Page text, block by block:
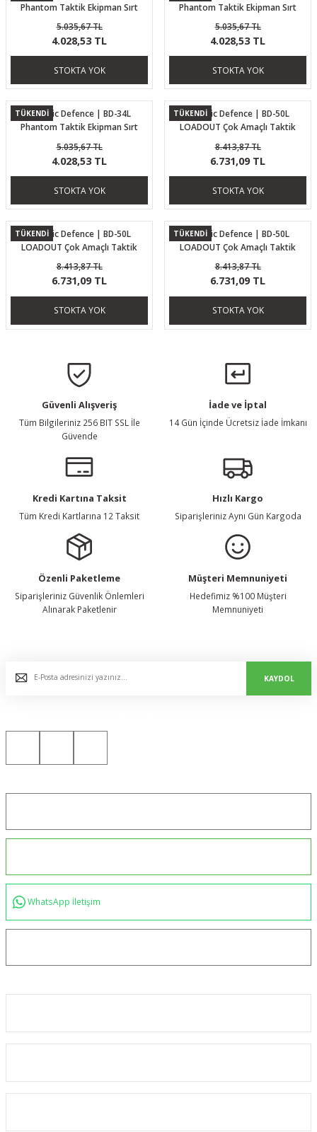
Phantom Taktik Ekipman Sırt
5.035,67 TL
4.028,53 TL
STOKTA YOK
Phantom Taktik Ekipman Sırt
5.035,67 TL
4.028,53 TL
STOKTA YOK
TÜKENDİ
Ballistic Defence | BD-34L
Phantom Taktik Ekipman Sırt
5.035,67 TL
4.028,53 TL
STOKTA YOK
TÜKENDİ
Ballistic Defence | BD-50L
LOADOUT Çok Amaçlı Taktik
8.413,87 TL
6.731,09 TL
STOKTA YOK
TÜKENDİ
Ballistic Defence | BD-50L
LOADOUT Çok Amaçlı Taktik
8.413,87 TL
6.731,09 TL
STOKTA YOK
TÜKENDİ
Ballistic Defence | BD-50L
LOADOUT Çok Amaçlı Taktik
8.413,87 TL
6.731,09 TL
STOKTA YOK
Güvenli Alışveriş
Tüm Bilgileriniz 256 BIT SSL İle
Güvende
İade ve İptal
14 Gün İçinde Ücretsiz İade İmkanı
Kredi Kartına Taksit
Tüm Kredi Kartlarına 12 Taksit
Hızlı Kargo
Siparişleriniz Aynı Gün Kargoda
Özenli Paketleme
Siparişleriniz Güvenlik Önlemleri
Alınarak Paketlenir
Müşteri Memnuniyeti
Hedefimiz %100 Müşteri
Memnuniyeti
KAYDOL
WhatsApp İletişim